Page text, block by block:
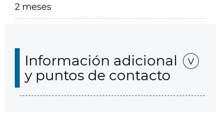
2 meses
Información adicional
y puntos de contacto